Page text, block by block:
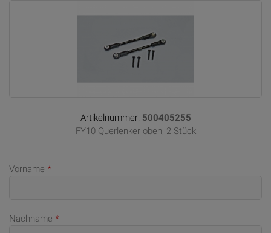
Artikelnummer: 500405255
FY10 Querlenker oben, 2 Stück
Vorname *
Nachname *